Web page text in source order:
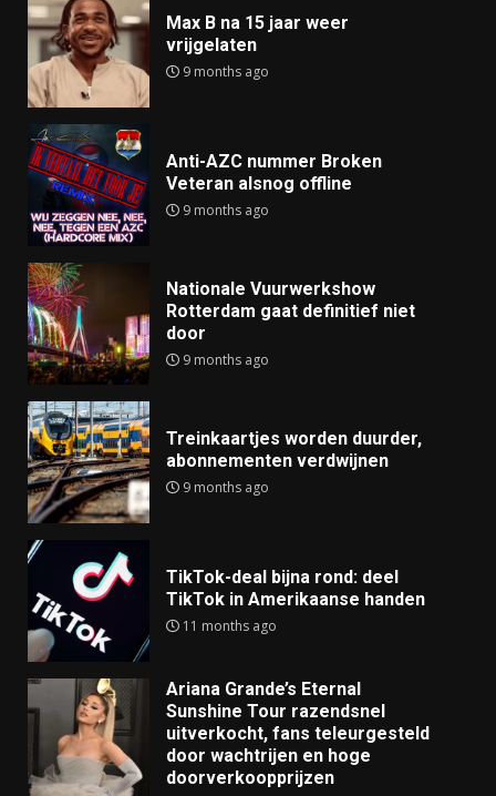
Max B na 15 jaar weer
vrijgelaten
9 months ago
Anti-AZC nummer Broken
Veteran alsnog offline
9 months ago
Nationale Vuurwerkshow
Rotterdam gaat definitief niet
door
9 months ago
Treinkaartjes worden duurder,
abonnementen verdwijnen
9 months ago
TikTok-deal bijna rond: deel
TikTok in Amerikaanse handen
11 months ago
Ariana Grande’s Eternal
Sunshine Tour razendsnel
uitverkocht, fans teleurgesteld
door wachtrijen en hoge
doorverkoopprijzen